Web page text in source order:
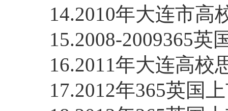
14.2010年大连市高
15.2008-2009365英
16.2011年大连高校
17.2012年365英国